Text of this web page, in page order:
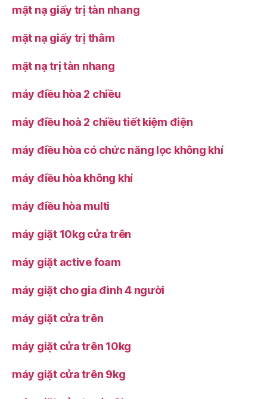
mặt nạ giấy trị tàn nhang
mặt nạ giấy trị thâm
mặt nạ trị tàn nhang
máy điều hòa 2 chiều
máy điều hoà 2 chiều tiết kiệm điện
máy điều hòa có chức năng lọc không khí
máy điều hòa không khí
máy điều hòa multi
máy giặt 10kg cửa trên
máy giặt active foam
máy giặt cho gia đình 4 người
máy giặt cửa trên
máy giặt cửa trên 10kg
máy giặt cửa trên 9kg